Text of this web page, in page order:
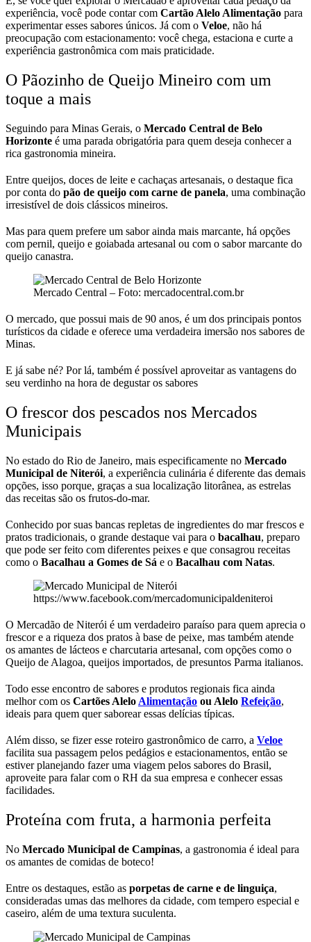
experiência, você pode contar com Cartão Alelo Alimentação para
experimentar esses sabores únicos. Já com o Veloe, não há
preocupação com estacionamento: você chega, estaciona e curte a
experiência gastronômica com mais praticidade.
O Pãozinho de Queijo Mineiro com um
toque a mais
Seguindo para Minas Gerais, o Mercado Central de Belo
Horizonte é uma parada obrigatória para quem deseja conhecer a
rica gastronomia mineira.
Entre queijos, doces de leite e cachaças artesanais, o destaque fica
por conta do pão de queijo com carne de panela, uma combinação
irresistível de dois clássicos mineiros.
Mas para quem prefere um sabor ainda mais marcante, há opções
com pernil, queijo e goiabada artesanal ou com o sabor marcante do
queijo canastra.
Mercado Central – Foto: mercadocentral.com.br
O mercado, que possui mais de 90 anos, é um dos principais pontos
turísticos da cidade e oferece uma verdadeira imersão nos sabores de
Minas.
E já sabe né? Por lá, também é possível aproveitar as vantagens do
seu verdinho na hora de degustar os sabores
O frescor dos pescados nos Mercados
Municipais
No estado do Rio de Janeiro, mais especificamente no Mercado
Municipal de Niterói, a experiência culinária é diferente das demais
opções, isso porque, graças a sua localização litorânea, as estrelas
das receitas são os frutos-do-mar.
Conhecido por suas bancas repletas de ingredientes do mar frescos e
pratos tradicionais, o grande destaque vai para o bacalhau, preparo
que pode ser feito com diferentes peixes e que consagrou receitas
como o Bacalhau a Gomes de Sá e o Bacalhau com Natas.
https://www.facebook.com/mercadomunicipaldeniteroi
O Mercadão de Niterói é um verdadeiro paraíso para quem aprecia o
frescor e a riqueza dos pratos à base de peixe, mas também atende
os amantes de lácteos e charcutaria artesanal, com opções como o
Queijo de Alagoa, queijos importados, de presuntos Parma italianos.
Todo esse encontro de sabores e produtos regionais fica ainda
melhor com os Cartões Alelo Alimentação ou Alelo Refeição,
ideais para quem quer saborear essas delícias típicas.
Além disso, se fizer esse roteiro gastronômico de carro, a Veloe
facilita sua passagem pelos pedágios e estacionamentos, então se
estiver planejando fazer uma viagem pelos sabores do Brasil,
aproveite para falar com o RH da sua empresa e conhecer essas
facilidades.
Proteína com fruta, a harmonia perfeita
No Mercado Municipal de Campinas, a gastronomia é ideal para
os amantes de comidas de boteco!
Entre os destaques, estão as porpetas de carne e de linguiça,
consideradas umas das melhores da cidade, com tempero especial e
caseiro, além de uma textura suculenta.